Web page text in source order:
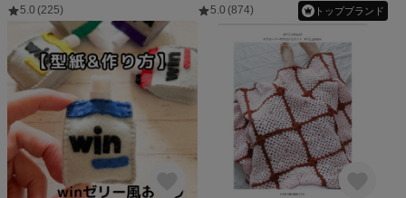
5.0 (225)
5.0 (874) トップブランド